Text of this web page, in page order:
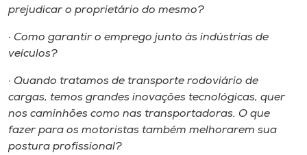
prejudicar o proprietário do mesmo?
· Como garantir o emprego junto às indústrias de
veículos?
· Quando tratamos de transporte rodoviário de
cargas, temos grandes inovações tecnológicas, quer
nos caminhões como nas transportadoras. O que
fazer para os motoristas também melhorarem sua
postura profissional?